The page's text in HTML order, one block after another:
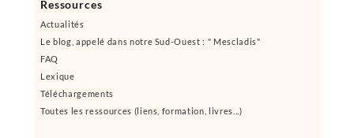
Ressources
Actualités
Le blog, appelé dans notre Sud-Ouest : " Mescladis"
FAQ
Lexique
Téléchargements
Toutes les ressources (liens, formation, livres...)